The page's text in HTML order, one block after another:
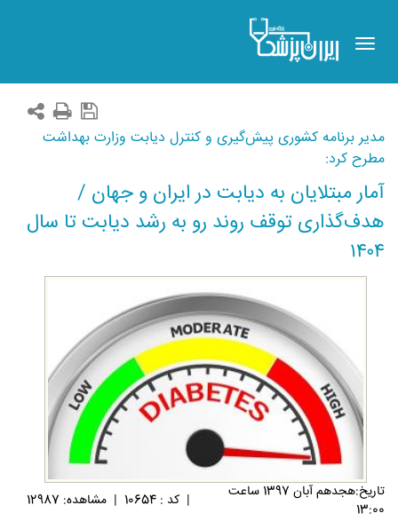
Toggle
navigation
مدیر برنامه کشوری پیش‌گیری و کنترل دیابت وزارت بهداشت
مطرح کرد:
آمار مبتلایان به دیابت در ایران و جهان /
هدف‌گذاری توقف روند رو به رشد دیابت تا سال
۱۴۰۴
تاريخ:هجدهم آبان 1397 ساعت
13:00
| کد : 10654 | مشاهده: 12987